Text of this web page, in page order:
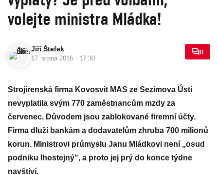
volejte ministra Mládka!
Jiří Štefek
17. srpna 2016 · 17:30
0
Strojírenská firma Kovosvit MAS ze Sezimova Ústí
nevyplatila svým 770 zaměstnancům mzdy za
červenec. Důvodem jsou zablokované firemní účty.
Firma dluží bankám a dodavatelům zhruba 700 milionů
korun. Ministrovi průmyslu Janu Mládkovi není „osud
podniku lhostejný“, a proto jej prý do konce týdne
navštíví.